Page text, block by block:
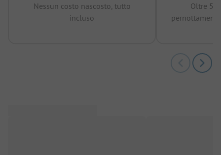
Nessun costo nascosto, tutto
incluso
Oltre